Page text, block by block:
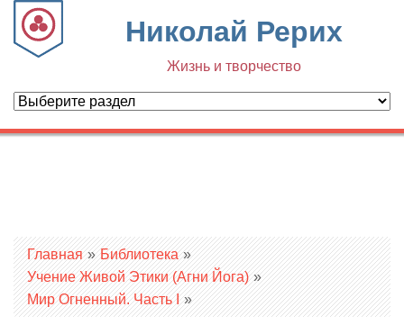
Николай Рерих
Жизнь и творчество
Вы здесь
Главная » Библиотека »
Учение Живой Этики (Агни Йога) »
Мир Огненный. Часть I »